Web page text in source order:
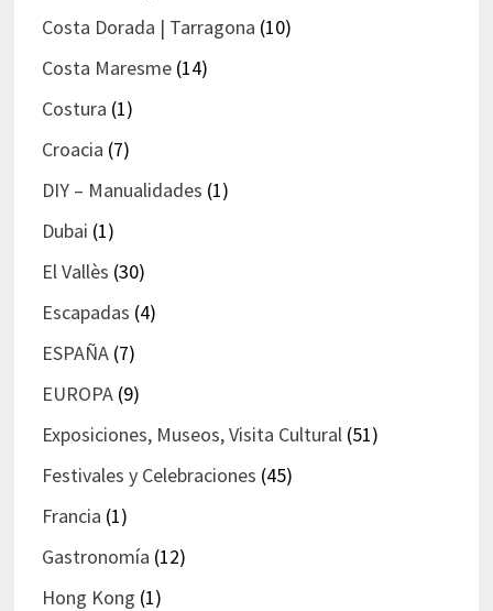
Costa Dorada | Tarragona (10)
Costa Maresme(14)
Costura (1)
Croacia (7)
DIY – Manualidades (1)
Dubai (1)
El Vallès (30)
Escapadas (4)
ESPAÑA(7)
EUROPA(9)
Exposiciones, Museos, Visita Cultural(51)
Festivales y Celebraciones (45)
Francia (1)
Gastronomía (12)
Hong Kong (1)